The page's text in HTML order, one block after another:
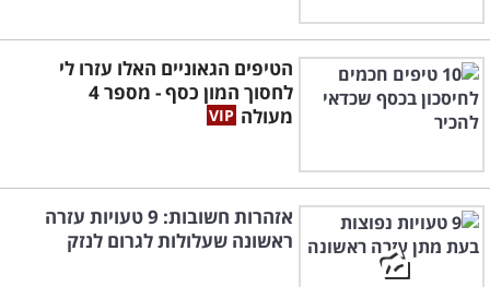
הטיפים הגאוניים האלו עזרו לי
לחסוך המון כסף - מספר 4
מעולה
אזהרות חשובות: 9 טעויות עזרה
ראשונה שעלולות לגרום לנזק